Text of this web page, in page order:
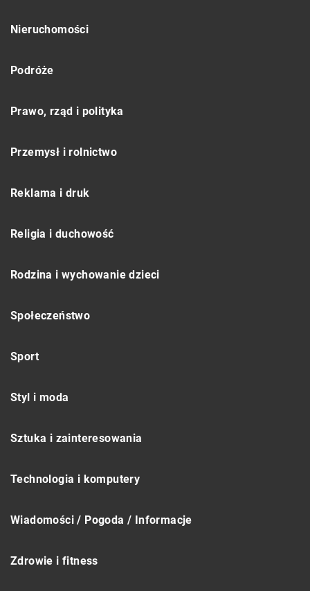
Nieruchomości
Podróże
Prawo, rząd i polityka
Przemysł i rolnictwo
Reklama i druk
Religia i duchowość
Rodzina i wychowanie dzieci
Społeczeństwo
Sport
Styl i moda
Sztuka i zainteresowania
Technologia i komputery
Wiadomości / Pogoda / Informacje
Zdrowie i fitness